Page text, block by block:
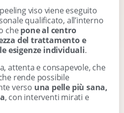
viso viene eseguito
qualificato, all’interno
chepone al centro
del trattamento e
esigenze individuali.
attenta e consapevole, che
rende possibile
verso una pelle più sana,
, con interventi mirati e